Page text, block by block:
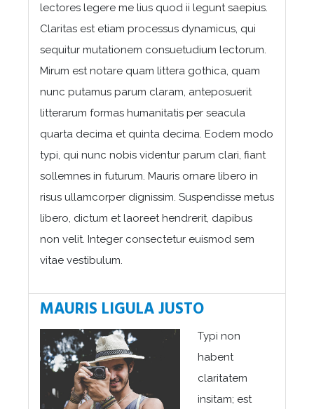
lectores legere me lius quod ii legunt saepius.
Claritas est etiam processus dynamicus, qui
sequitur mutationem consuetudium lectorum.
Mirum est notare quam littera gothica, quam
nunc putamus parum claram, anteposuerit
litterarum formas humanitatis per seacula
quarta decima et quinta decima. Eodem modo
typi, qui nunc nobis videntur parum clari, fiant
sollemnes in futurum. Mauris ornare libero in
risus ullamcorper dignissim. Suspendisse metus
libero, dictum et laoreet hendrerit, dapibus
non velit. Integer consectetur euismod sem
vitae vestibulum.
MAURIS LIGULA JUSTO
Typi non
habent
claritatem
insitam; est